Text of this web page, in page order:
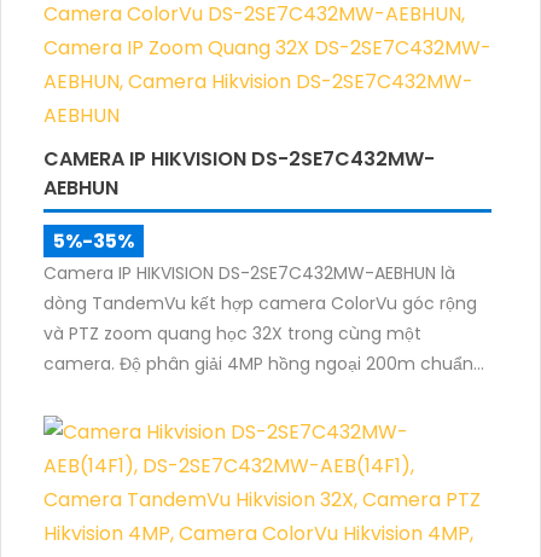
CAMERA IP HIKVISION DS-2SE7C432MW-
AEBHUN
5%-35%
Camera IP HIKVISION DS-2SE7C432MW-AEBHUN là
dòng TandemVu kết hợp camera ColorVu góc rộng
và PTZ zoom quang học 32X trong cùng một
camera. Độ phân giải 4MP hồng ngoại 200m chuẩn
giúp giám sát khu vực rộng với hình ảnh rõ nét cả
ngày và đêm.